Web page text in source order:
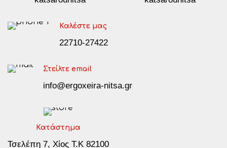
Καλέστε μας
22710-27422
Στείλτε email
info@ergoxeira-nitsa.gr
Κατάστημα
Τσελέπη 7, Χίος Τ.Κ 82100